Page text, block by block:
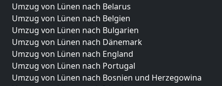
Umzug von Lünen nach Belarus
Umzug von Lünen nach Belgien
Umzug von Lünen nach Bulgarien
Umzug von Lünen nach Dänemark
Umzug von Lünen nach England
Umzug von Lünen nach Portugal
Umzug von Lünen nach Bosnien und Herzegowina